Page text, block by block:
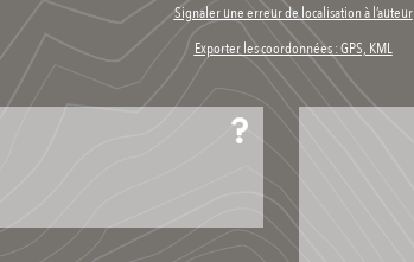
Signaler une erreur de localisation à l’auteur
Exporter les coordonnées : GPS, KML